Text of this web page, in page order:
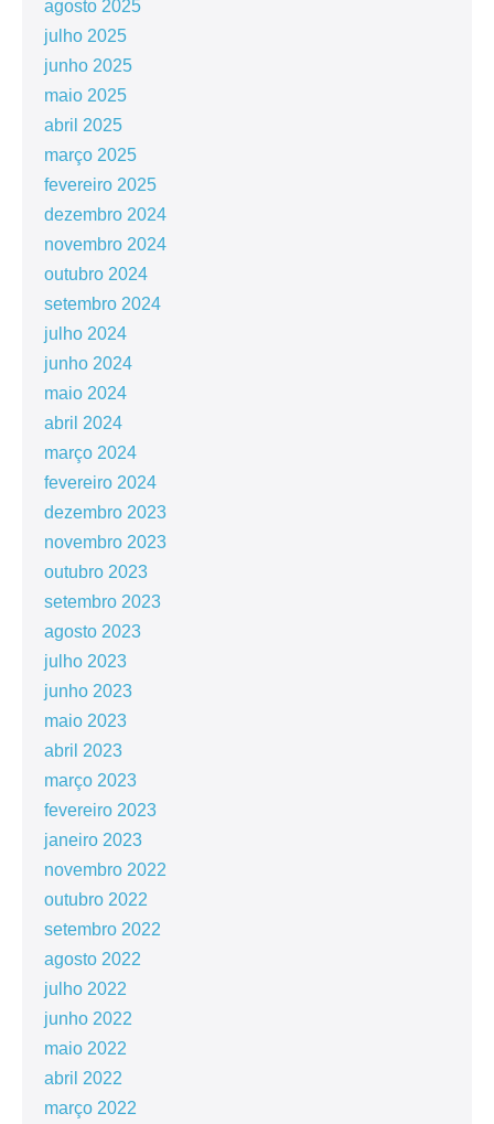
agosto 2025
julho 2025
junho 2025
maio 2025
abril 2025
março 2025
fevereiro 2025
dezembro 2024
novembro 2024
outubro 2024
setembro 2024
julho 2024
junho 2024
maio 2024
abril 2024
março 2024
fevereiro 2024
dezembro 2023
novembro 2023
outubro 2023
setembro 2023
agosto 2023
julho 2023
junho 2023
maio 2023
abril 2023
março 2023
fevereiro 2023
janeiro 2023
novembro 2022
outubro 2022
setembro 2022
agosto 2022
julho 2022
junho 2022
maio 2022
abril 2022
março 2022